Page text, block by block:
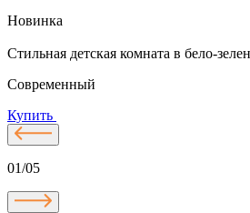
Новинка
Стильная детская комната в бело-
Современный
Купить
01/05